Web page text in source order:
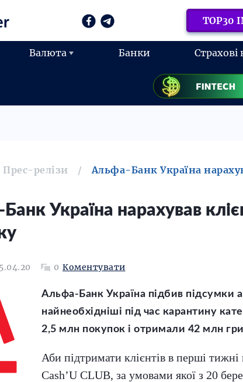
TOP30
Валюта Банки Страхові
Прес-релізи Альфа-Банк Україна
Україна нарахував
0 Коментувати
Альфа-Банк Україна підбив підсумки
найнеобхідніші під час карантину
2,5 млн покупок і отримали 42 млн
Аби підтримати клієнтів в перші
Cash’U CLUB, за умовами якої з 20